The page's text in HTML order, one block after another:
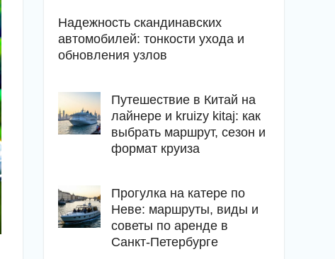
Надежность скандинавских
автомобилей: тонкости ухода и
обновления узлов
Путешествие в Китай на
лайнере и kruizy kitaj: как
выбрать маршрут, сезон и
формат круиза
Прогулка на катере по
Неве: маршруты, виды и
советы по аренде в
Санкт-Петербурге